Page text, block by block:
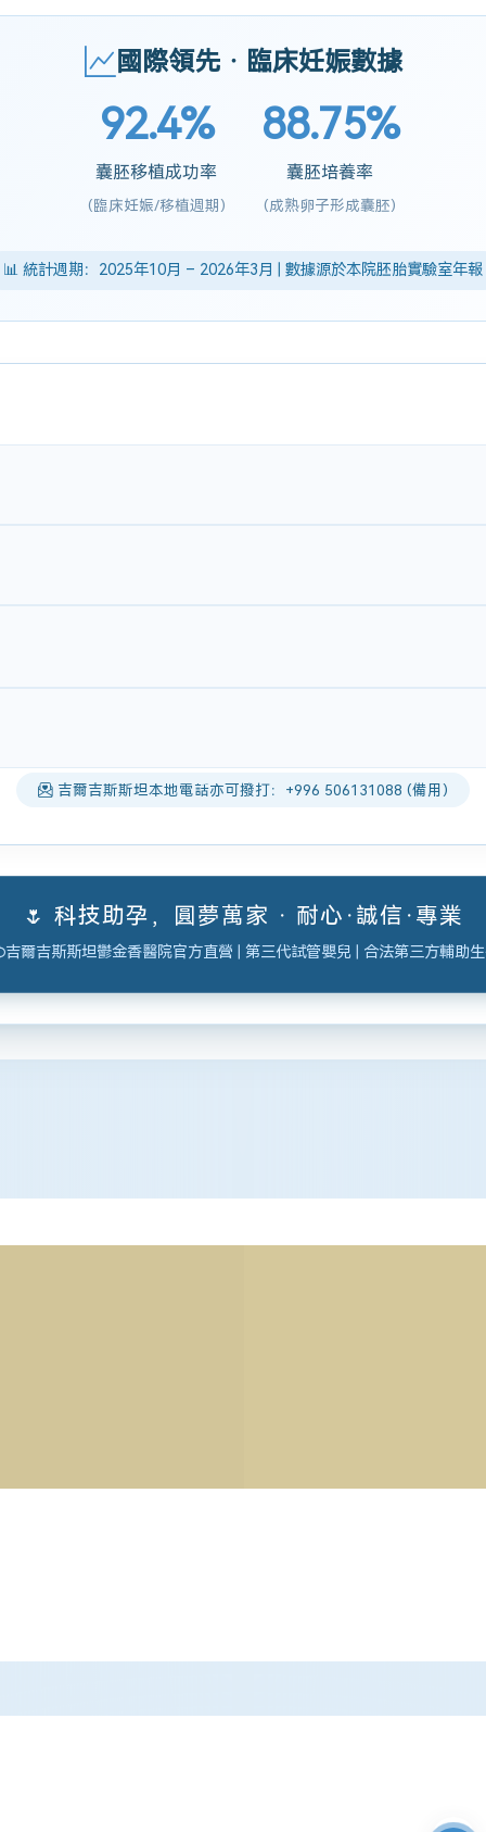
國際領先 · 臨床妊娠數據
92.4%
囊胚移植成功率
(臨床妊娠/移植週期)
88.75%
囊胚培養率
(成熟卵子形成囊胚)
📊 統計週期：2025年10月 – 2026年3月 | 數據源於本院胚胎實驗室年報
吉爾吉斯斯坦本地電話亦可撥打：+996 506131088 (備用)
🌷 科技助孕，圓夢萬家 · 耐心·誠信·專業
吉爾吉斯斯坦鬱金香醫院官方直營 | 第三代試管嬰兒 | 合法第三方輔助